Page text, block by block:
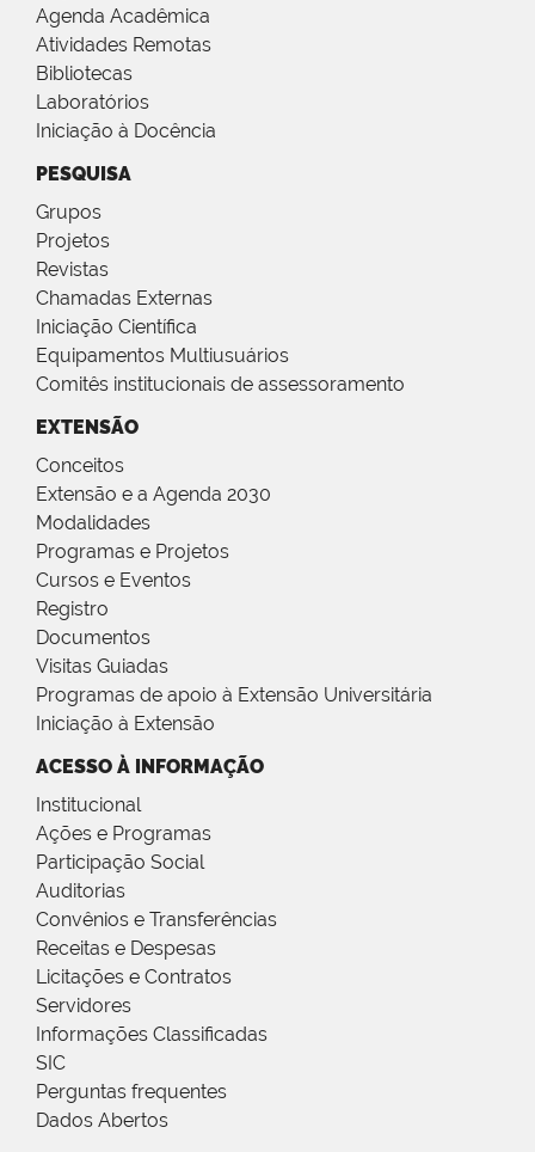
Agenda Acadêmica
Atividades Remotas
Bibliotecas
Laboratórios
Iniciação à Docência
PESQUISA
Grupos
Projetos
Revistas
Chamadas Externas
Iniciação Científica
Equipamentos Multiusuários
Comitês institucionais de assessoramento
EXTENSÃO
Conceitos
Extensão e a Agenda 2030
Modalidades
Programas e Projetos
Cursos e Eventos
Registro
Documentos
Visitas Guiadas
Programas de apoio à Extensão Universitária
Iniciação à Extensão
ACESSO À INFORMAÇÃO
Institucional
Ações e Programas
Participação Social
Auditorias
Convênios e Transferências
Receitas e Despesas
Licitações e Contratos
Servidores
Informações Classificadas
SIC
Perguntas frequentes
Dados Abertos